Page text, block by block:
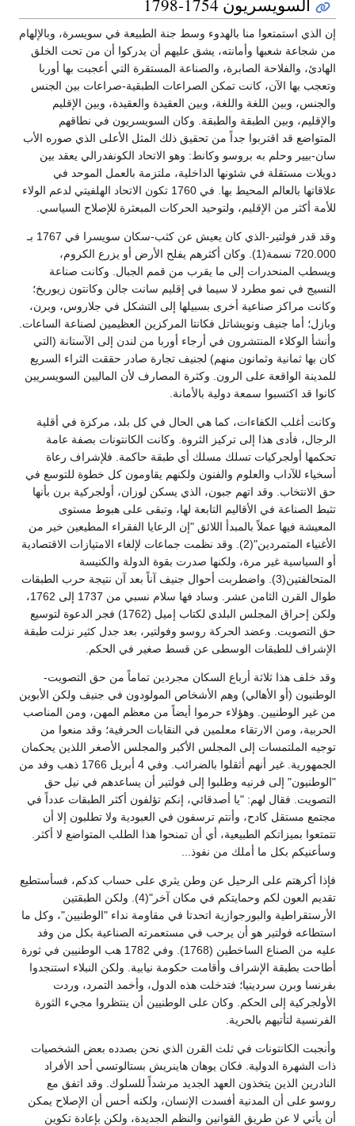
إن الذي استمتعوا منا بالهدوء وسط جنة الطبيعة في سويسرة، وبالإلهام
من شجاعة شعبها وأمانته، يشق عليهم أن يدركوا أن من تحت الخلق
الهادئ، والفلاحة الصابرة، والصناعة المستقرة التي أعجبت بها أوربا
وتعجب بها الآن، كانت تمكن الصراعات الطبقية-صراعات بين الجنس
والجنس، وبين اللغة واللغة، وبين العقيدة والعقيدة، وبين الإقليم
والإقليم، وبين الطبقة والطبقة. وكان السويسريون في نطاقهم
المتواضع قد اقتربوا جداً من تحقيق ذلك المثل الأعلى الذي صوره الأب
سان-بيير وحلم به بروسو وكانط: وهو الاتحاد الكونفدرالي يعقد بين
دويلات مستقلة في شئونها الداخلية، ملتزمة بالعمل الموحد في
علاقاتها بالعالم المحيط بها. في 1760 تكون الاتحاد الهلفيتي لدعم الولاء
للأمة أكثر من الإقليم، ولتوحيد الحركات المبعثرة للإصلاح السياسي.
وقد قدر فولتير-الذي كان يعيش عن كثب-سكان سويسرا في 1767 بـ
720.000 نسمة(1). وكان أكثرهم يفلح الأرض أو يزرع الكروم،
ويسطب المنحدرات إلى ما يقرب من قمم الجبال. وكانت صناعة
النسيج في نمو مطرد لا سيما في إقليم سانت جالن وكانتون زيوريخ؛
وكانت مراكز صناعية أخرى بسبيلها إلى التشكل في جلاروس، وبرن،
وبازل؛ أما جنيف ونويشاتل فكانتا المركزين العظيمين لصناعة الساعات.
وأنشأ الوكلاء المنتشرون في أرجاء أوربا من لندن إلى الآستانة (التي
كان بها ثمانية وثمانون منهم) لجنيف تجارة صادر حققت الثراء السريع
للمدينة الواقعة على الرون. وكثرة المصارف لأن الماليين السويسريين
كانوا قد اكتسبوا سمعة دولية بالأمانة.
وكانت أغلب الكفاءات، كما هي الحال في كل بلد، مركزة في أقلية
الرجال، فأدى هذا إلى تركيز الثروة. وكانت الكانتونات بصفة عامة
تحكمها أولجركيات تسلك مسلك أي طبقة حاكمة. فلإشراف رعاة
أسخياء للآداب والعلوم والفنون ولكنهم يقاومون كل خطوة للتوسع في
حق الانتخاب. وقد اتهم جبون، الذي يسكن لوزان، أولجركية برن بأنها
تثبط الصناعة في الأقاليم التابعة لها، وتبقى على هبوط مستوى
المعيشة فيها عملاً بالمبدأ اللائق "إن الرعايا الفقراء المطيعين خير من
الأغنياء المتمردين"(2). وقد نظمت جماعات لإلغاء الامتيازات الاقتصادية
أو السياسية غير مرة، ولكنها صدرت بقوة الدولة والكنيسة
المتحالفتين(3). واضطربت أحوال جنيف آناً بعد آن نتيجة حرب الطبقات
طوال القرن الثامن عشر. وساد فها سلام نسبي من 1737 إلى 1762،
ولكن إحراق المجلس البلدي لكتاب إميل (1762) فجر الدعوة لتوسيع
حق التصويت. وعضد الحركة روسو وفولتير، بعد جدل كثير نزلت طبقة
الإشراف للطبقات الوسطى عن قسط صغير في الحكم.
وقد خلف هذا ثلاثة أرباع السكان مجردين تماماً من حق التصويت-
الوطنيون (أو الأهالي) وهم الأشخاص المولودون في جنيف ولكن الأبوين
من غير الوطنيين. وهؤلاء حرموا أيضاً من معظم المهن، ومن المناصب
الحربية، ومن الارتقاء معلمين في النقابات الحرفية؛ وقد منعوا من
توجيه الملتمسات إلى المجلس الأكبر والمجلس الأصغر اللذين يحكمان
الجمهورية. غير أنهم أثقلوا بالضرائب. وفي 4 أبريل 1766 ذهب وفد من
"الوطنيون" إلى فرنيه وطلبوا إلى فولتير أن يساعدهم في نيل حق
التصويت. فقال لهم: "يا أصدقائي، إنكم تؤلفون أكثر الطبقات عدداً في
مجتمع مستقل كادح، وأنتم ترسفون في العبودية ولا تطلبون إلا أن
تتمتعوا بميزاتكم الطبيعية، أي أن تمنحوا هذا الطلب المتواضع لا أكثر.
وسأعنيكم بكل ما أملك من نفوذ...
فإذا أكرهتم على الرحيل عن وطن يثري على حساب كدكم، فسأستطيع
تقديم العون لكم وحمايتكم في مكان آخر"(4). ولكن الطبقتين
الأرستقراطية والبورجوازية اتحدتا في مقاومة نداء "الوطنيين"، وكل ما
استطاعه فولتير هو أن يرحب في مستعمرته الصناعية بكل من وفد
عليه من الصناع الساخطين (1768). وفي 1782 هب الوطنيين في ثورة
أطاحت بطبقة الإشراف وأقامت حكومة نيابية. ولكن النبلاء استنجدوا
بفرنسا وبرن سردينيا؛ فتدخلت هذه الدول، وأخمد التمرد، وردت
الأولجركية إلى الحكم. وكان على الوطنيين أن ينتظروا مجيء الثورة
الفرنسية لتأتيهم بالحرية.
وأنجبت الكانتونات في ثلث القرن الذي نحن بصدده بعض الشخصيات
ذات الشهرة الدولية. فكان يوهان هاينريش بستالوتسي أحد الأفراد
النادرين الذين يتخذون العهد الجديد مرشداً للسلوك. وقد اتفق مع
روسو على أن المدنية أفسدت الإنسان، ولكنه أحس أن الإصلاح يمكن
أن يأتي لا عن طريق القوانين والنظم الجديدة، ولكن بإعادة تكوين